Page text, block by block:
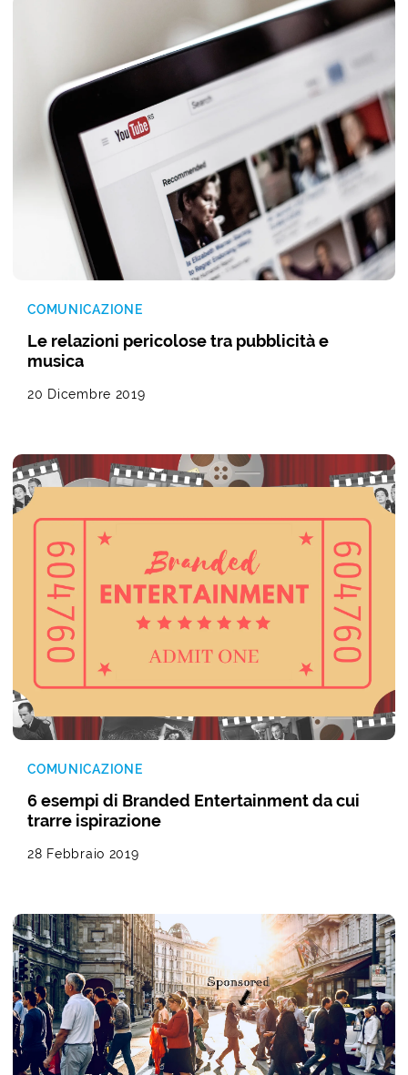
COMUNICAZIONE
Le relazioni pericolose tra pubblicità e
musica
20 Dicembre 2019
COMUNICAZIONE
6 esempi di Branded Entertainment da cui
trarre ispirazione
28 Febbraio 2019